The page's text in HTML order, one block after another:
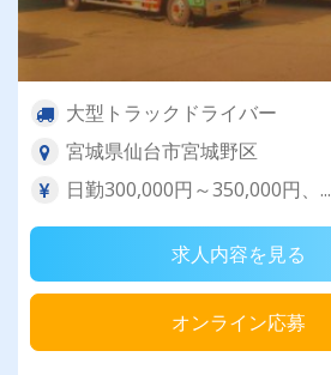
大型トラックドライバー
宮城県仙台市宮城野区
日勤300,000円～350,000円、...
求人内容を見る
オンライン応募